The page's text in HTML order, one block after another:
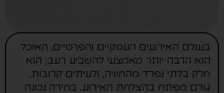
בעולם האירועים העסקיים והפרטיים, האוכל
הוא הרבה יותר מאמצעי להשביע רעב; הוא
חלק בלתי נפרד מהחוויה, ולעיתים קרובות,
גורם מפתח בהצלחת האירוע. בחירה נכונה